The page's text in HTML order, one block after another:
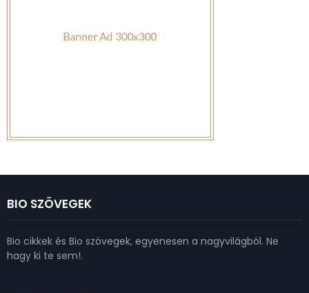
BIO SZÖVEGEK
Bio cikkek és Bio szövegek, egyenesen a nagyvilágból. Ne
hagy ki te sem!.